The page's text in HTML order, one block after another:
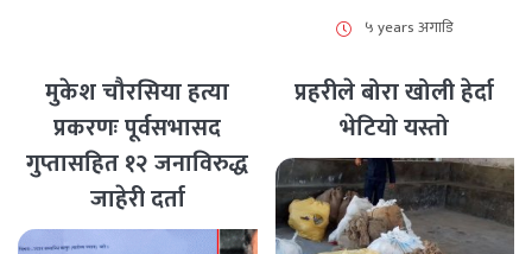
५ years अगाडि
मुकेश चौरसिया हत्या
प्रकरणः पूर्वसभासद
गुप्तासहित १२ जनाविरुद्ध
जाहेरी दर्ता
प्रहरीले बोरा खोली हेर्दा
भेटियो यस्तो